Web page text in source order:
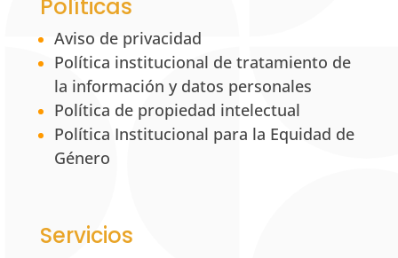
Políticas
Aviso de privacidad
Política institucional de tratamiento de
la información y datos personales
Política de propiedad intelectual
Política Institucional para la Equidad de
Género
Servicios